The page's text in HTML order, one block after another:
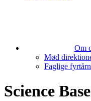
Om
Mød
Faglige
Science